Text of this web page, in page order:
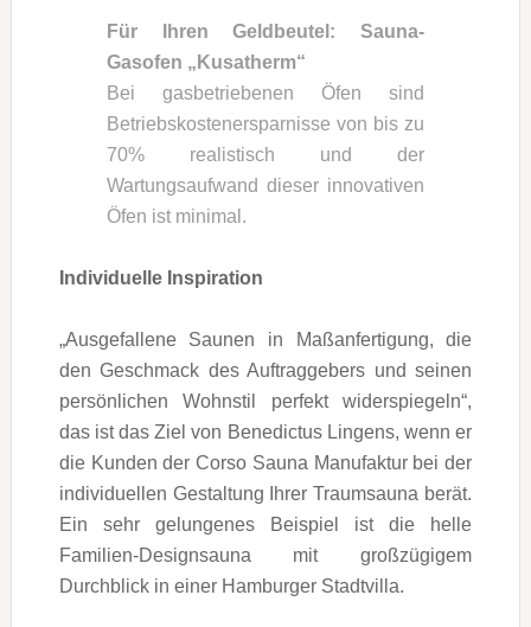
Für Ihren Geldbeutel: Sauna-
Gasofen „Kusatherm“
Bei gasbetriebenen Öfen sind
Betriebskostenersparnisse von bis zu
70% realistisch und der
Wartungsaufwand dieser innovativen
Öfen ist minimal.
Individuelle Inspiration
„Ausgefallene Saunen in Maßanfertigung, die
den Geschmack des Auftraggebers und seinen
persönlichen Wohnstil perfekt widerspiegeln“,
das ist das Ziel von Benedictus Lingens, wenn er
die Kunden der Corso Sauna Manufaktur bei der
individuellen Gestaltung Ihrer Traumsauna berät.
Ein sehr gelungenes Beispiel ist die helle
Familien-Designsauna mit großzügigem
Durchblick in einer Hamburger Stadtvilla.